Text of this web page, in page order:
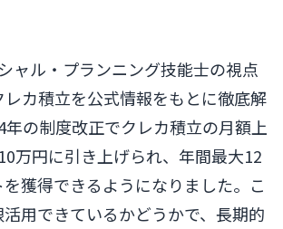
ャル・プランニング技能士の視点
レカ積立を公式情報をもとに徹底解
年の制度改正でクレカ積立の月額上
万円に引き上げられ、年間最大12
獲得できるようになりました。こ
用できているかどうかで、長期的